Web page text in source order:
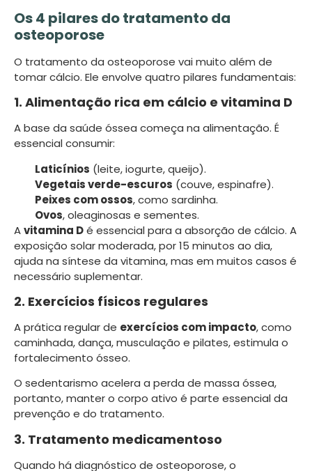
Os 4 pilares do tratamento da
osteoporose
O tratamento da osteoporose vai muito além de
tomar cálcio. Ele envolve quatro pilares fundamentais:
1. Alimentação rica em cálcio e vitamina D
A base da saúde óssea começa na alimentação. É
essencial consumir:
Laticínios (leite, iogurte, queijo).
Vegetais verde-escuros (couve, espinafre).
Peixes com ossos, como sardinha.
Ovos, oleaginosas e sementes.
Avitamina Dé essencial para a absorção de cálcio. A
exposição solar moderada, por 15 minutos ao dia,
ajuda na síntese da vitamina, mas em muitos casos é
necessário suplementar.
2. Exercícios físicos regulares
A prática regular de exercícios com impacto, como
caminhada, dança, musculação e pilates, estimula o
fortalecimento ósseo.
O sedentarismo acelera a perda de massa óssea,
portanto, manter o corpo ativo é parte essencial da
prevenção e do tratamento.
3. Tratamento medicamentoso
Quando há diagnóstico de osteoporose, o